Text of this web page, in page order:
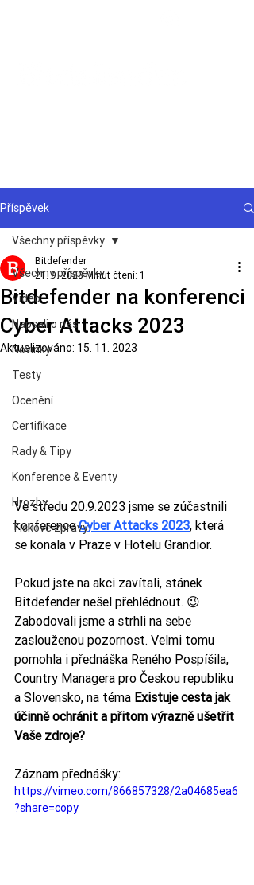
Příspěvek
Všechny příspěvky
Video
Napsali o nás
Novinky
Testy
Ocenění
Certifikace
Rady & Tipy
Konference & Eventy
Hrozby
Tiskové zprávy
Všechny příspěvky
Bitdefender na konferenci
Cyber Attacks 2023
Bitdefender
21. 9. 2023 Minut čtení: 1
Aktualizováno: 15. 11. 2023
Ve středu 20.9.2023 jsme se zúčastnili
konference Cyber Attacks 2023, která
se konala v Praze v Hotelu Grandior.
Pokud jste na akci zavítali, stánek
Bitdefender nešel přehlédnout. 😉
Zabodovali jsme a strhli na sebe
zaslouženou pozornost. Velmi tomu
pomohla i přednáška Reného Pospíšila,
Country Managera pro Českou republiku
a Slovensko, na téma Existuje cesta jak
účinně ochránit a přitom výrazně ušetřit
Vaše zdroje?
Záznam přednášky:
https://vimeo.com/866857328/2a04685ea6
?share=copy